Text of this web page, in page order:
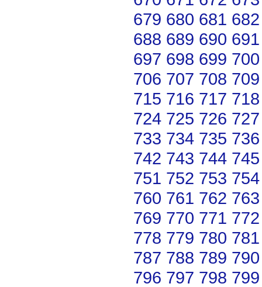
679 680 681 682
688 689 690 691
697 698 699 700
706 707 708 709
715 716 717 718
724 725 726 727
733 734 735 736
742 743 744 745
751 752 753 754
760 761 762 763
769 770 771 772
778 779 780 781
787 788 789 790
796 797 798 799